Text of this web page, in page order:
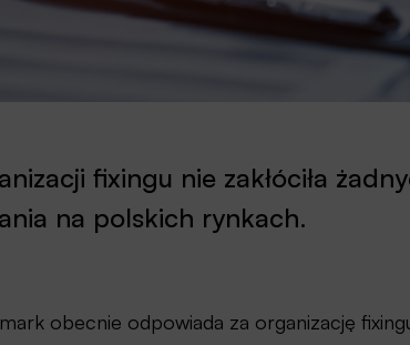
fixingu nie zakłóciła
na polskich rynkach.
obecnie odpowiada za organizację